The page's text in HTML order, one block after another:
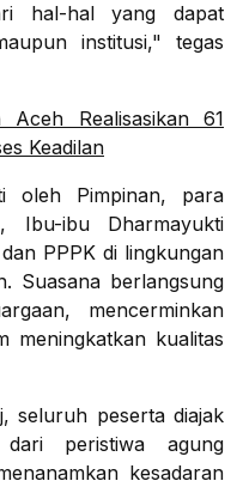
hal-hal yang dapat
institusi," tegas
Aceh Realisasikan 61
Keadilan
oleh Pimpinan, para
Ibu-ibu Dharmayukti
PPPK di lingkungan
Suasana berlangsung
mencerminkan
meningkatkan kualitas
seluruh peserta diajak
peristiwa agung
kesadaran